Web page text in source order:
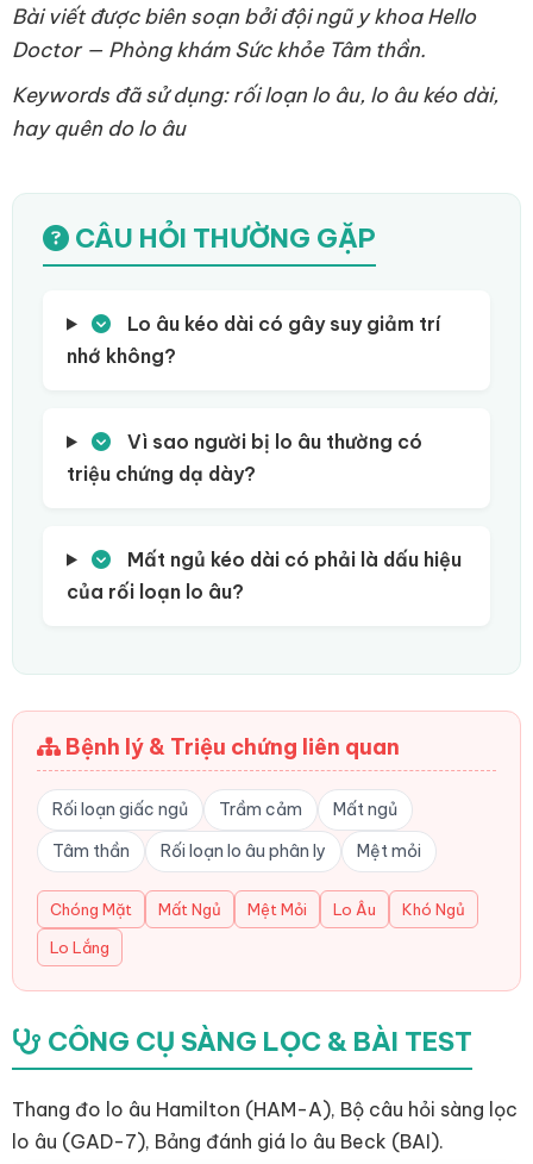
Bài viết được biên soạn bởi đội ngũ y khoa Hello
Doctor — Phòng khám Sức khỏe Tâm thần.
Keywords đã sử dụng: rối loạn lo âu, lo âu kéo dài,
hay quên do lo âu
CÂU HỎI THƯỜNG GẶP
Lo âu kéo dài có gây suy giảm trí
nhớ không?
Vì sao người bị lo âu thường có
triệu chứng dạ dày?
Mất ngủ kéo dài có phải là dấu hiệu
của rối loạn lo âu?
Bệnh lý & Triệu chứng liên quan
Rối loạn giấc ngủ Trầm cảm
Mất ngủ
Tâm thần
Rối loạn lo âu phân ly Mệt mỏi
Chóng Mặt Mất Ngủ Mệt Mỏi Lo Âu
Khó Ngủ
Lo Lắng
CÔNG CỤ SÀNG LỌC & BÀI TEST
Thang đo lo âu Hamilton (HAM-A), Bộ câu hỏi sàng lọc
lo âu (GAD-7), Bảng đánh giá lo âu Beck (BAI).